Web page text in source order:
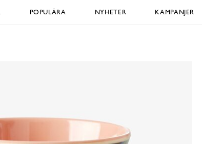
POPULÄRA NYHETER KAMPANJER